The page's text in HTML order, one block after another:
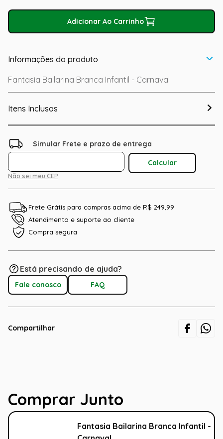
Adicionar Ao Carrinho
Informações do produto
Fantasia Bailarina Branca Infantil - Carnaval
Itens Inclusos
Não sei meu CEP
Frete Grátis para compras acima de R$ 249,99
Atendimento e suporte ao cliente
Compra segura
Está precisando de ajuda?
Fale conosco FAQ
Compartilhar
Comprar Junto
Fantasia Bailarina Branca Infantil -